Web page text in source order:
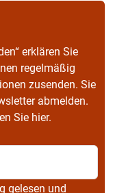
erklären Sie
regelmäßig
zusenden. Sie
abmelden.
Sie hier.
gelesen und